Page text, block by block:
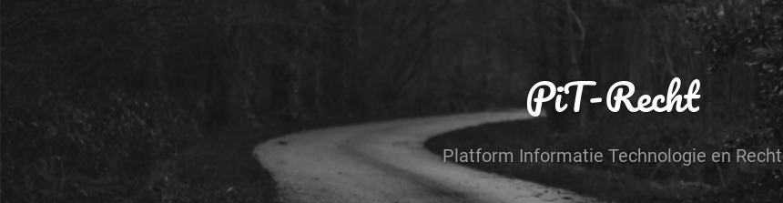
PiT-Recht
Platform Informatie Technologie en Recht